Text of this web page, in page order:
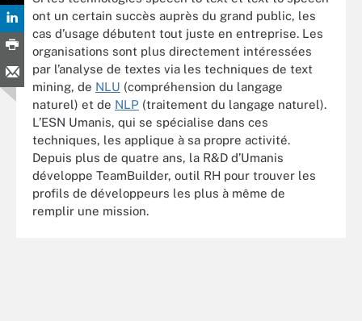
ont un certain succès auprès du grand public, les
cas d’usage débutent tout juste en entreprise. Les
organisations sont plus directement intéressées
par l’analyse de textes via les techniques de text
mining, de NLU (compréhension du langage
naturel) et de NLP (traitement du langage naturel).
L’ESN Umanis, qui se spécialise dans ces
techniques, les applique à sa propre activité.
Depuis plus de quatre ans, la R&D d’Umanis
développe TeamBuilder, outil RH pour trouver les
profils de développeurs les plus à même de
remplir une mission.